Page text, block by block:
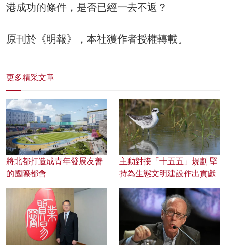
港成功的條件，是否已經一去不返？
原刊於《明報》，本社獲作者授權轉載。
更多精采文章
將北都打造成青年發展友善
的國際都會
主動對接「十五五」規劃 堅
持為生態文明建設作出貢獻